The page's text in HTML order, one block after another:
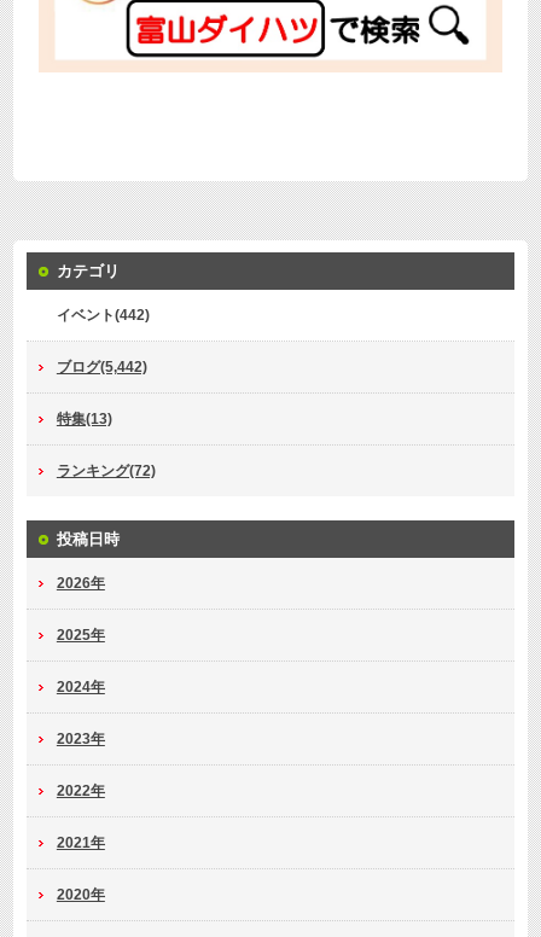
カテゴリ
イベント(442)
ブログ(5,442)
特集(13)
ランキング(72)
投稿日時
2026年
2025年
2024年
2023年
2022年
2021年
2020年